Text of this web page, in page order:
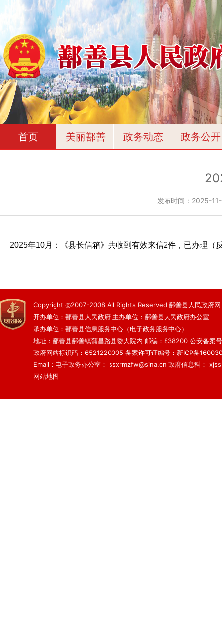
首页 美丽鄯善 政务动态 政务公开
发布时间： 2025-
2025年10月：《县长信箱》共收到有效来信2件，已办理（
Copyright ◎2007-2008 All Rights Reserved 鄯善县人民政府网
开办单位：鄯善县人民政府 主办单位：鄯善县人民政府办公室
承办单位：鄯善县信息服务中心（电子政务服务中心）
地址：鄯善县鄯善镇蒲昌路县委大院内 邮编：838200 公安备案
政府网站标识码：6521220005 备案许可证编号：新ICP备
Email：电子政务办公室： ssxrmzfw@sina.cn 政府信息科：
网站地图